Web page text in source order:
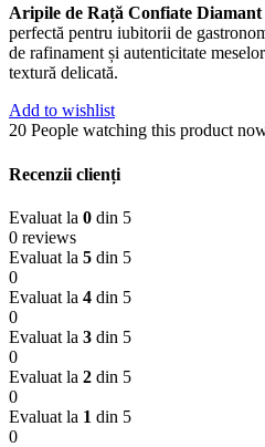
Aripile de Rață Confiate Diamant
perfectă pentru iubitorii de
de rafinament și autenticitate
textură delicată.
Add to wishlist
20 People watching this product
Recenzii clienți
Evaluat la 0 din 5
0 reviews
Evaluat la 5 din 5
0
Evaluat la 4 din 5
0
Evaluat la 3 din 5
0
Evaluat la 2 din 5
0
Evaluat la 1 din 5
0